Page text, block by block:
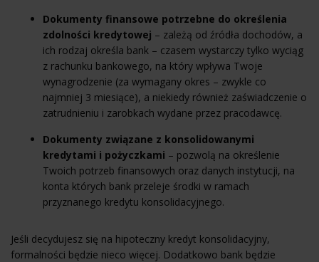
Dokumenty finansowe potrzebne do określenia
zdolności kredytowej – zależą od źródła dochodów, a
ich rodzaj określa bank – czasem wystarczy tylko wyciąg
z rachunku bankowego, na który wpływa Twoje
wynagrodzenie (za wymagany okres – zwykle co
najmniej 3 miesiące), a niekiedy również zaświadczenie o
zatrudnieniu i zarobkach wydane przez pracodawcę.
Dokumenty związane z konsolidowanymi
kredytami i pożyczkami – pozwolą na określenie
Twoich potrzeb finansowych oraz danych instytucji, na
konta których bank przeleje środki w ramach
przyznanego kredytu konsolidacyjnego.
Jeśli decydujesz się na hipoteczny kredyt konsolidacyjny,
formalności będzie nieco więcej. Dodatkowo bank będzie